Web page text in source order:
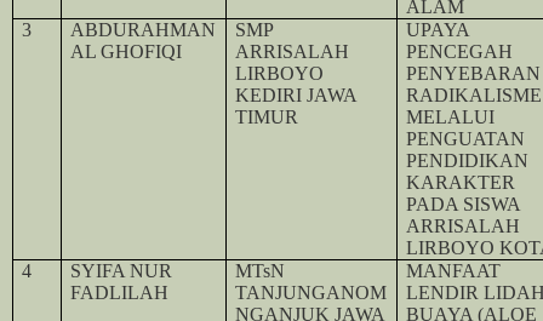
ALAM
3
ABDURAHMAN
AL GHOFIQI
SMP
ARRISALAH
LIRBOYO
KEDIRI JAWA
TIMUR
UPAYA
PENCEGAH
PENYEBARAN
RADIKALISME
MELALUI
PENGUATAN
PENDIDIKAN
KARAKTER
PADA SISWA
ARRISALAH
LIRBOYO
4
SYIFA NUR
FADLILAH
MTsN
TANJUNGANOM
NGANJUK JAWA
MANFAAT
LENDIR
BUAYA (ALOE